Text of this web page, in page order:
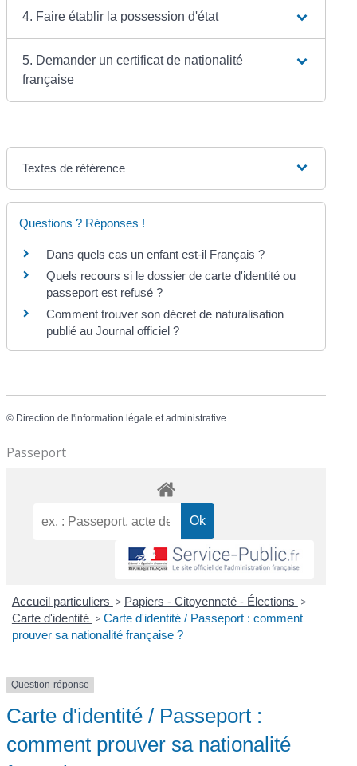
4. Faire établir la possession d'état
5. Demander un certificat de nationalité
française
Textes de référence
Questions ? Réponses !
Dans quels cas un enfant est-il Français ?
Quels recours si le dossier de carte d'identité ou
passeport est refusé ?
Comment trouver son décret de naturalisation
publié au Journal officiel ?
© Direction de l'information légale et administrative
Passeport
Accueil particuliers > Papiers - Citoyenneté - Élections >
Carte d'identité > Carte d'identité / Passeport : comment
prouver sa nationalité française ?
Question-réponse
Carte d'identité / Passeport :
comment prouver sa nationalité